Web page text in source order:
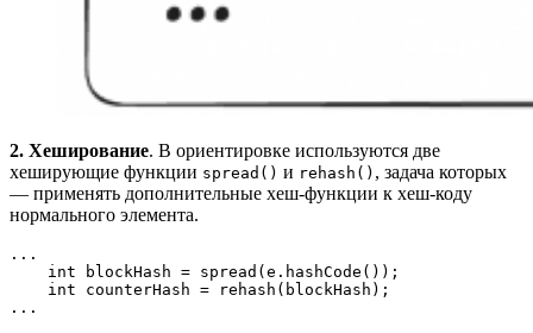
2. Хеширование. В ориентировке используются две
хеширующие функции spread() и rehash() , задача которых
— применять дополнительные хеш-функции к хеш-коду
нормального элемента.
...
    int blockHash = spread(e.hashCode());
    int counterHash = rehash(blockHash);
...